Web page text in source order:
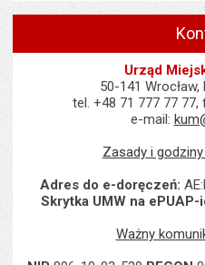
Urząd
50-141
tel. +48 71 777 77
e-mail:
Zasady i
Adres do e-doręczeń:
Skrytka UMW na ePUAP-
Ważny